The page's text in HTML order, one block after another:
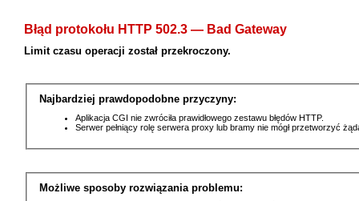
Błąd protokołu HTTP 502.3 — Bad Gateway
Limit czasu operacji został przekroczony.
Najbardziej prawdopodobne przyczyny:
Aplikacja CGI nie zwróciła prawidłowego zestawu błędów HTTP.
Serwer pełniący rolę serwera proxy lub bramy nie mógł przetworzyć
Możliwe sposoby rozwiązania problemu: